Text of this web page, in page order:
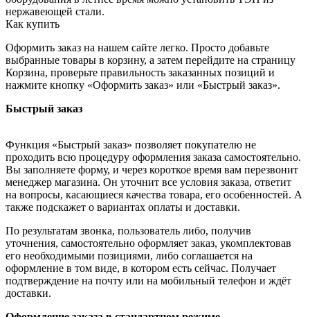
нержавеющей стали.
Как купить
Оформить заказ на нашем сайте легко. Просто добавьте
выбранные товары в корзину, а затем перейдите на страницу
Корзина, проверьте правильность заказанных позиций и
нажмите кнопку «Оформить заказ» или «Быстрый заказ».
Быстрый заказ
Функция «Быстрый заказ» позволяет покупателю не
проходить всю процедуру оформления заказа самостоятельно.
Вы заполняете форму, и через короткое время вам перезвонит
менеджер магазина. Он уточнит все условия заказа, ответит
на вопросы, касающиеся качества товара, его особенностей. А
также подскажет о вариантах оплаты и доставки.
По результатам звонка, пользователь либо, получив
уточнения, самостоятельно оформляет заказ, укомплектовав
его необходимыми позициями, либо соглашается на
оформление в том виде, в котором есть сейчас. Получает
подтверждение на почту или на мобильный телефон и ждёт
доставки.